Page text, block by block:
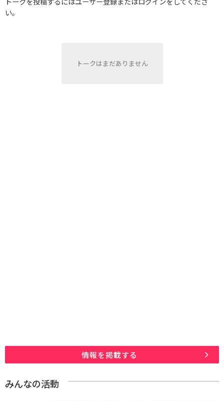
い。
トークはまだありません
情報を掲載する
みんなの活動